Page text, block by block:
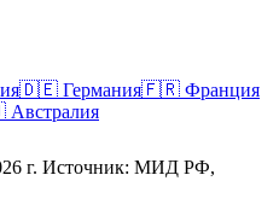
🇩🇪 Германия🇫🇷 Франция
Австралия
г. Источник: МИД РФ,